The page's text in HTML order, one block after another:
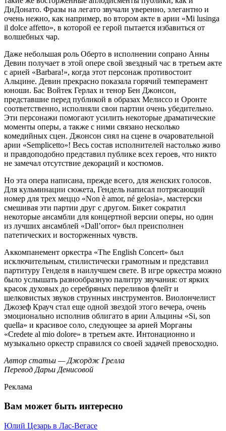
ДиДонато. Фразы на легато звучали уверенно, элегантно и
очень нежно, как например, во втором акте в арии «Mi lusinga
il dolce affetto», в которой ее герой пытается избавиться от
волшебных чар.
Даже небольшая роль Оберто в исполнении сопрано Анны
Девин получает в этой опере свой звездный час в третьем акте
с арией «Barbara!», когда этот персонаж противостоит
Альцине. Девин прекрасно показала горячий темперамент
юноши. Бас Войтек Герлах и тенор Бен Джонсон,
представшие перед публикой в образах Мелиссо и Оронте
соответственно, исполняли свои партии очень убедительно.
Эти персонажи помогают усилить некоторые драматические
моменты оперы, а также с ними связано несколько
комедийных сцен. Джонсон сиял на сцене в очаровательной
арии «Semplicetto»! Весь состав исполнителей настолько живо
и правдоподобно представил публике всех героев, что никто
не замечал отсутствие декораций и костюмов.
Но эта опера написана, прежде всего, для женских голосов.
Для кульминации сюжета, Гендель написал потрясающий
номер для трех меццо «Non è amor, né gelosia», мастерски
смешивая эти партии друг с другом. Бикет сократил
некоторые ансамбли для концертной версии оперы, но один
из лучших ансамблей «Dall’orror» был преисполнен
патетических и восторженных чувств.
Аккомпанемент оркестра «The English Concert» был
исключительным, стилистически грамотным и представил
партитуру Генделя в наилучшем свете. В игре оркестра можно
было услышать разнообразную палитру звучания: от ярких
красок духовых до серебряных переливов флейт и
шелковистых звуков струнных инструментов. Виолончелист
Джозеф Крауч стал еще одной звездой этого вечера, очень
эмоционально исполнив облигато в арии Альцины «Si, son
quella» и красивое соло, следующее за арией Морганы
«Credete al mio dolore» в третьем акте. Интонационно и
музыкально оркестр справился со своей задачей превосходно.
Автор статьи — Джордж Грелла
Перевод Дарьи Денисовой
Реклама
Вам может быть интересно
Юлий Цезарь в Лас-Вегасе